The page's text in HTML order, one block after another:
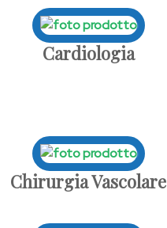
Cardiologia
Chirurgia Vascolare